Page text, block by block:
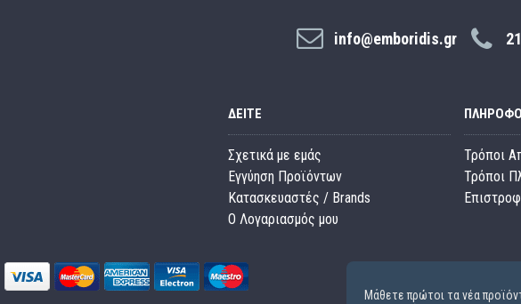
info@emboridis.gr
ΔΕΊΤΕ
Σχετικά με εμάς
Εγγύηση Προϊόντων
Κατασκευαστές / Brands
O Λογαριασμός μου
Τρόποι
Τρόποι
Μάθετε πρώτοι τα νέα